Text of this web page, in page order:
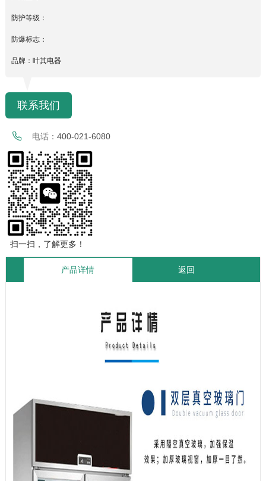
防护等级：
防爆标志：
品牌：叶其电器
联系我们
电话： 400-021-6080
扫一扫，了解更多！
产品详情 返回